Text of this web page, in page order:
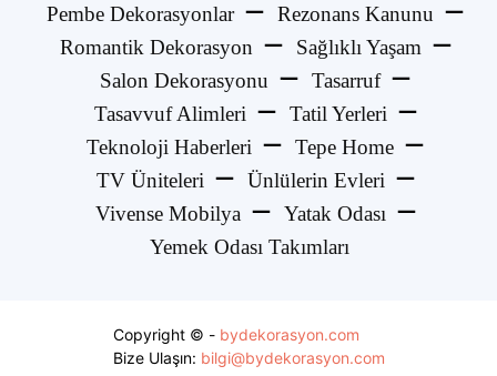
Pembe Dekorasyonlar
Rezonans Kanunu
Romantik Dekorasyon
Sağlıklı Yaşam
Salon Dekorasyonu
Tasarruf
Tasavvuf Alimleri
Tatil Yerleri
Teknoloji Haberleri
Tepe Home
TV Üniteleri
Ünlülerin Evleri
Vivense Mobilya
Yatak Odası
Yemek Odası Takımları
Copyright © - bydekorasyon.com
Bize Ulaşın: bilgi@bydekorasyon.com